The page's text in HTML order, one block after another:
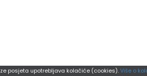
posjeta upotrebljava kolačiće (cookies).Više o